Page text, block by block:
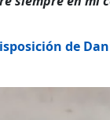
de